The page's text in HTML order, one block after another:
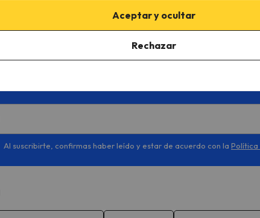
No es un Newsletter más...
de montaña: escapadas de verano, ofertas
Al suscribirte, confirmas haber leído y estar de acuerdo con la
Aceptar y ocultar
Rechazar